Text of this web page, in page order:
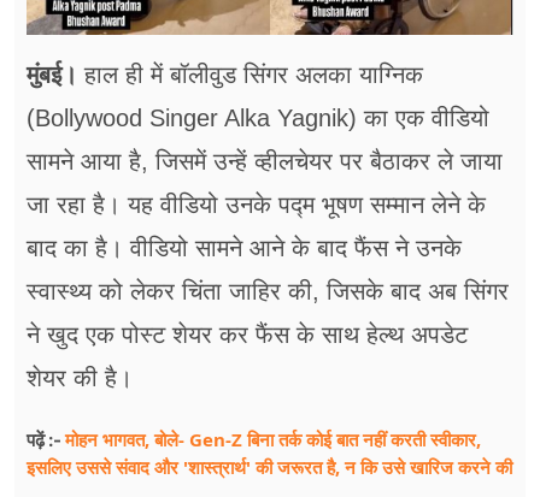
मुंबई। हाल ही में बॉलीवुड सिंगर अलका याग्निक
(Bollywood Singer Alka Yagnik) का एक वीडियो
सामने आया है, जिसमें उन्हें व्हीलचेयर पर बैठाकर ले जाया
जा रहा है। यह वीडियो उनके पद्म भूषण सम्मान लेने के
बाद का है। वीडियो सामने आने के बाद फैंस ने उनके
स्वास्थ्य को लेकर चिंता जाहिर की, जिसके बाद अब सिंगर
ने खुद एक पोस्ट शेयर कर फैंस के साथ हेल्थ अपडेट
शेयर की है।
पढ़ें :-मोहन भागवत, बोले- Gen-Z बिना तर्क कोई बात नहीं करती स्वीकार,
इसलिए उससे संवाद और 'शास्त्रार्थ' की जरूरत है, न कि उसे खारिज करने की